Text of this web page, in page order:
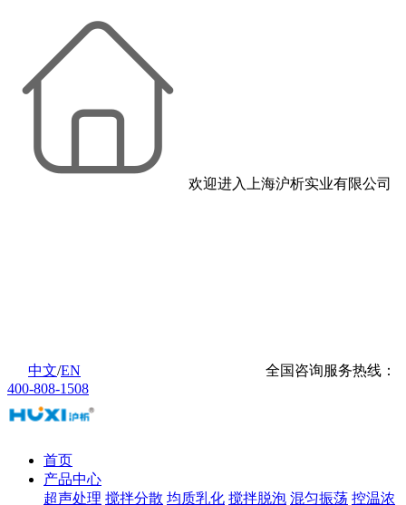
欢迎进入上海沪析实业有限公司
中文/EN
全国咨询服务热线：
400-808-1508
首页
产品中心
超声处理 搅拌分散 均质乳化 搅拌脱泡 混匀振荡 控温浓